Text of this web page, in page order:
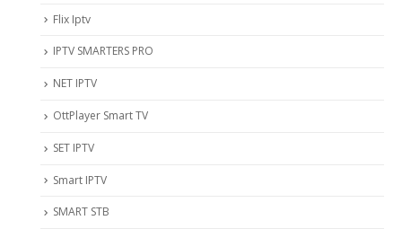
Flix Iptv
IPTV SMARTERS PRO
NET IPTV
OttPlayer Smart TV
SET IPTV
Smart IPTV
SMART STB